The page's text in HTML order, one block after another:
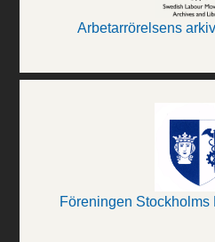
Arbetarrörelsens
Föreningen Stockholms